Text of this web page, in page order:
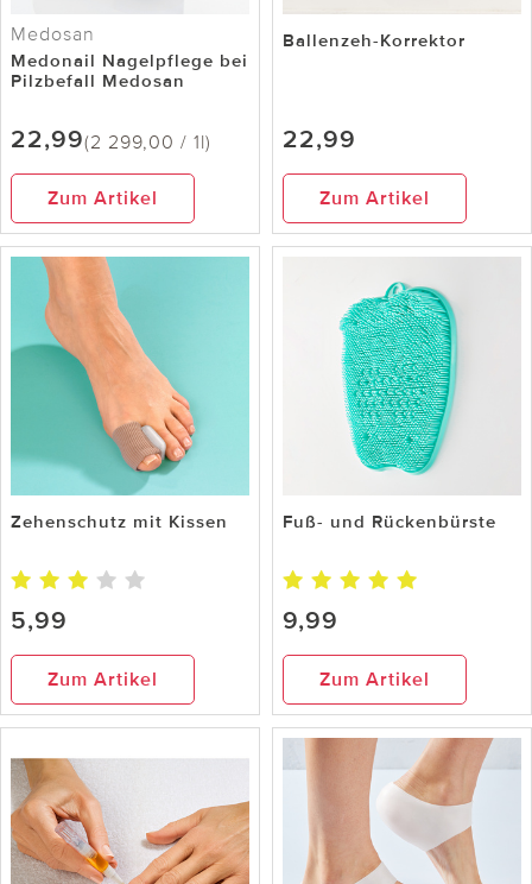
Medosan
Medonail Nagelpflege bei
Pilzbefall Medosan
22,99(2 299,00 / 1l)
Zum Artikel
Ballenzeh-Korrektor
22,99
Zum Artikel
Zehenschutz mit Kissen
5,99
Zum Artikel
Fuß- und Rückenbürste
9,99
Zum Artikel